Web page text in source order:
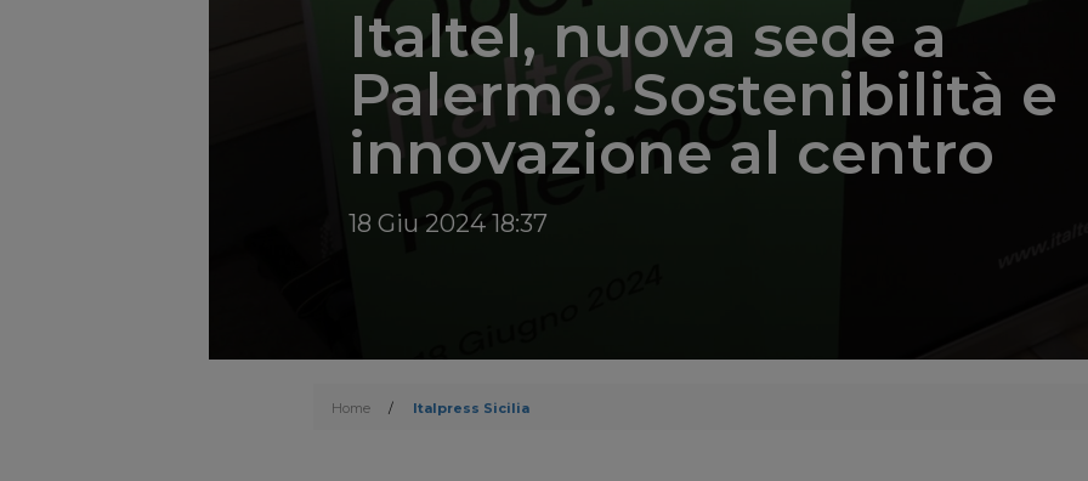
Italtel, nuova sede a
Palermo. Sostenibilità e
innovazione al centro
18 Giu 2024 18:37
Home / Italpress Sicilia